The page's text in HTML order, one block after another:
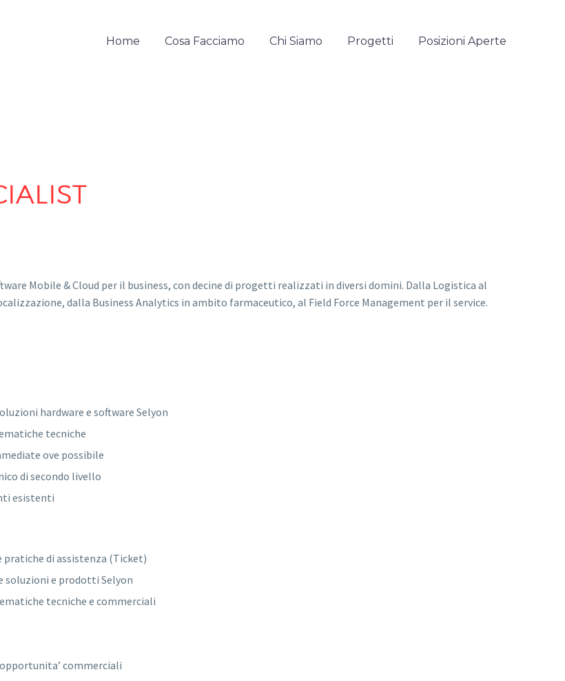
Home Cosa Facciamo Chi Siamo Progetti Posizioni Aperte
Mobile & Cloud per il business, con decine di progetti realizzati in diversi domini. Dalla Logistica al
dalla Business Analytics in ambito farmaceutico, al Field Force Management per il service.
hardware e software Selyon
tecniche
ove possibile
di secondo livello
esistenti
di assistenza (Ticket)
soluzioni e prodotti Selyon
tecniche e commerciali
commerciali